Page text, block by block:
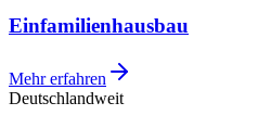
Einfamilienhausbau
Mehr erfahren
Deutschlandweit